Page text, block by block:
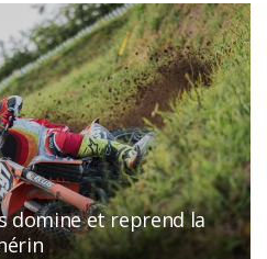
domine et reprend la